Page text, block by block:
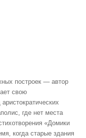
построек — автор
свою
где нет места
«Домики
когда старые здания